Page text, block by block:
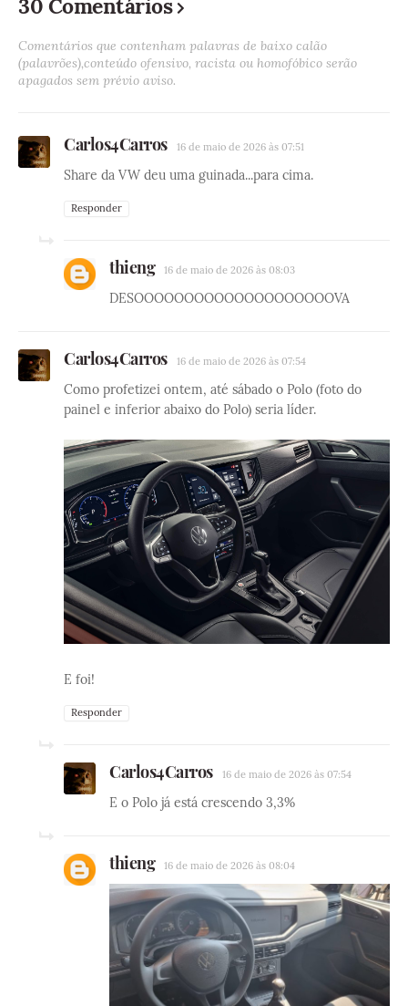
30 Comentários
Comentários que contenham palavras de baixo calão
(palavrões),conteúdo ofensivo, racista ou homofóbico serão
apagados sem prévio aviso.
Carlos4Carros 16 de maio de 2026 às 07:51
Share da VW deu uma guinada...para cima.
Responder
thieng 16 de maio de 2026 às 08:03
DESOOOOOOOOOOOOOOOOOOOOVA
Carlos4Carros 16 de maio de 2026 às 07:54
Como profetizei ontem, até sábado o Polo (foto do
painel e inferior abaixo do Polo) seria líder.
E foi!
Responder
Carlos4Carros 16 de maio de 2026 às 07:54
E o Polo já está crescendo 3,3%
thieng 16 de maio de 2026 às 08:04